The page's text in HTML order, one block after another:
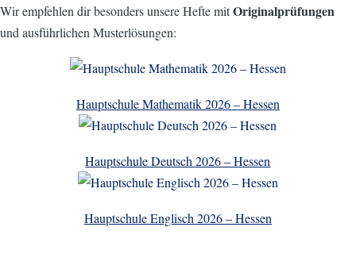
Wir empfehlen dir besonders unsere Hefte mitOriginalprüfungen
und ausführlichen Musterlösungen:
Hauptschule Mathematik 2026 – Hessen
Hauptschule Deutsch 2026 – Hessen
Hauptschule Englisch 2026 – Hessen